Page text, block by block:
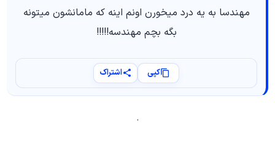
مهندسا به یه درد میخورن اونم اینه که مامانشون میتونه
بگه بچم مهندسه!!!!!
کپی اشتراک
.